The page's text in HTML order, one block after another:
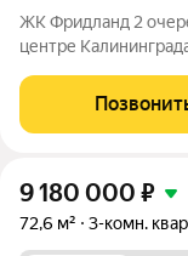
ЖК Фридланд 2
центре
собственной
квартирами и сдачи
9 180 000 ₽
72,6 м² 3-комн.